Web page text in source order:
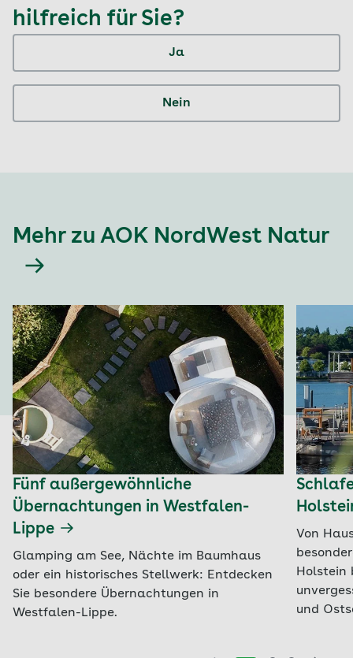
hilfreich für Sie?
Ja
Nein
Mehr zu AOK NordWest Natur
Fünf außergewöhnliche
Übernachtungen in Westfalen-
Lippe
Glamping am See, Nächte im Baumhaus
oder ein historisches Stellwerk: Entdecken
Sie besondere Übernachtungen in
Westfalen-Lippe.
Von
Holstein
und